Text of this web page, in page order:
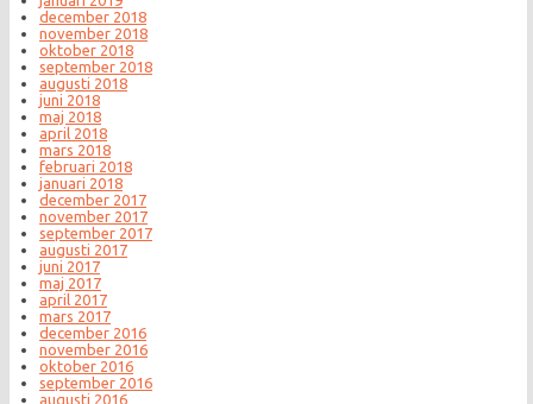
december 2018
november 2018
oktober 2018
september 2018
augusti 2018
juni 2018
maj 2018
april 2018
mars 2018
februari 2018
januari 2018
december 2017
november 2017
september 2017
augusti 2017
juni 2017
maj 2017
april 2017
mars 2017
december 2016
november 2016
oktober 2016
september 2016
augusti 2016